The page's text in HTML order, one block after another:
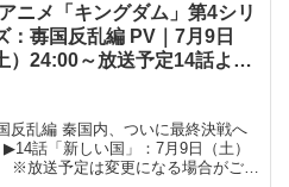
ニメ「キングダム」第4シリ
：毐国反乱編 PV｜7月9日
）24:00～放送予定14話より
反乱編 秦国内、ついに最終決戦へ
話「新しい国」：7月9日（土）
※放送予定は変更になる場合がござ